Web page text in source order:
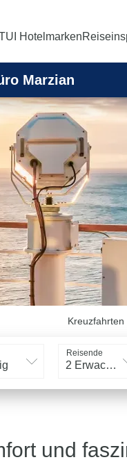
Hotelmarken
Marzian
Kreuzfahrten
Reisende
2 Erwachsene
und